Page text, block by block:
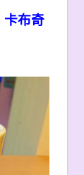
卡布奇